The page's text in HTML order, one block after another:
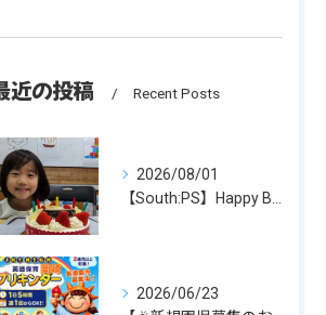
近の投稿 Recent Posts
2026/08/01
2026/06/23